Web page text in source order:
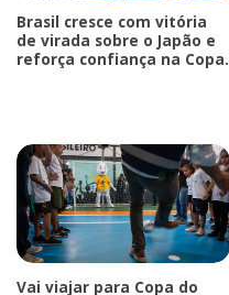
Brasil cresce com vitória
de virada sobre o Japão e
reforça confiança na Copa.
Vai viajar para Copa do